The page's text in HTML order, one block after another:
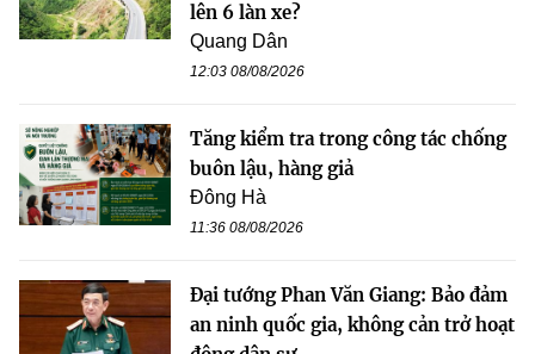
lên 6 làn xe?
Quang Dân
12:03 08/08/2026
Tăng kiểm tra trong công tác chống
buôn lậu, hàng giả
Đông Hà
11:36 08/08/2026
Đại tướng Phan Văn Giang: Bảo đảm
an ninh quốc gia, không cản trở hoạt